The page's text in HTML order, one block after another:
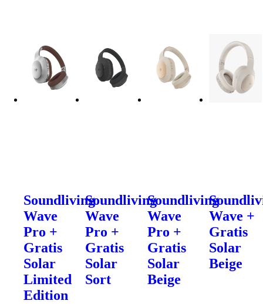
Soundliving
Wave
Pro +
Gratis
Solar
Limited
Edition
Soundliving
Wave
Pro +
Gratis
Solar
Sort
Soundliving
Wave
Pro +
Gratis
Solar
Beige
Wave +
Gratis
Solar
Beige